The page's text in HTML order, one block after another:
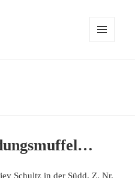
Schultz in der Südd. Z. Nr.